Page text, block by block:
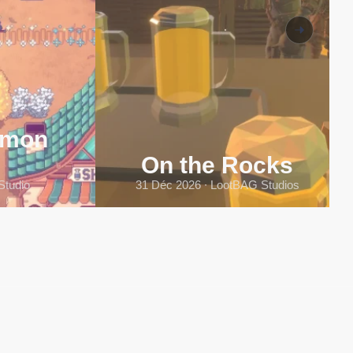
On the Rocks
31 Déc 2026 ∙ LootBAG Studios